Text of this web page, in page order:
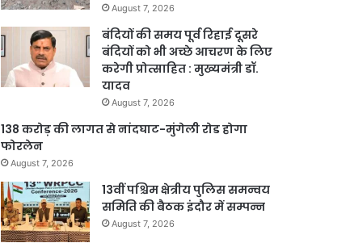
August 7, 2026
बंदियों की समय पूर्व रिहाई दूसरे
बंदियों को भी अच्छे आचरण के लिए
करेगी प्रोत्साहित : मुख्यमंत्री डॉ.
यादव
August 7, 2026
138 करोड़ की लागत से नांदघाट-मुंगेली रोड होगा
फोरलेन
August 7, 2026
13वीं पश्चिम क्षेत्रीय पुलिस समन्वय
समिति की बैठक इंदौर में सम्पन्न
August 7, 2026